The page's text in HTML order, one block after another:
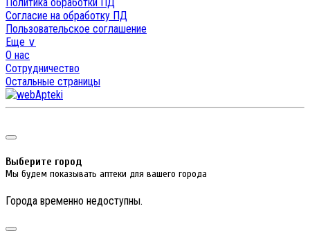
Согласие на обработку ПД
Пользовательское соглашение
Еще ∨
О нас
Сотрудничество
Остальные страницы
Выберите город
Мы будем показывать аптеки для вашего города
Города временно недоступны.